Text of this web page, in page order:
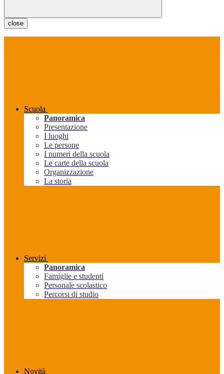
close
Scuola
Panoramica
Presentazione
I luoghi
Le persone
I numeri della scuola
Le carte della scuola
Organizzazione
La storia
Servizi
Panoramica
Famiglie e studenti
Personale scolastico
Percorsi di studio
Novità